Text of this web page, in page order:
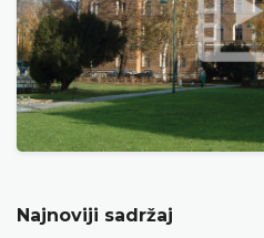
Najnoviji sadržaj